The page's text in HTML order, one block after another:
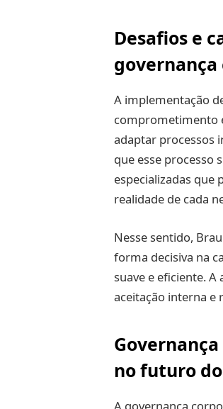
Desafios e
A implementação
comprometimento
adaptar processos
que esse processo
especializadas que
realidade de cada
Nesse sentido,
forma decisiva na
suave e eficiente.
aceitação interna e
no futuro